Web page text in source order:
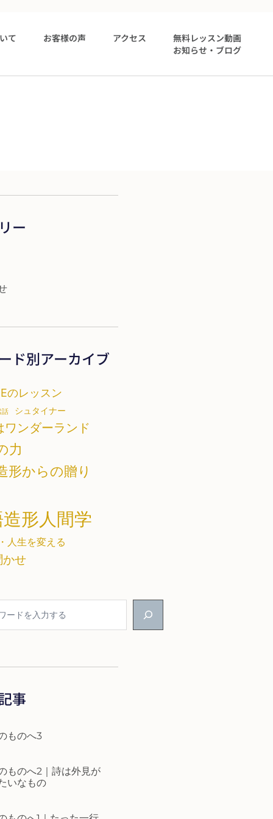
て お客様の声 アクセス
無料レッスン動画
お知らせ・ブログ
ー
ド別アーカイブ
のレッスン
話 シュタイナー
ワンダーランド
力
形からの贈り
形人間学
人生を変える
かせ
事
ものへ3
ものへ2｜詩は外見が
いなもの